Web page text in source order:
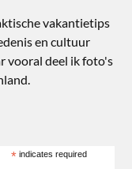
vakantietips
en cultuur
vooral deel ik foto's
* indicates required